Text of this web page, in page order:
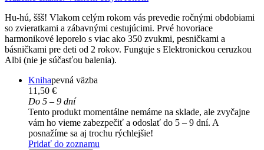
Hu-hú, ššš! Vlakom celým rokom vás prevedie ročnými obdobiami
so zvieratkami a zábavnými cestujúcimi. Prvé hovoriace
harmonikové leporelo s viac ako 350 zvukmi, pesničkami a
básničkami pre deti od 2 rokov. Funguje s Elektronickou ceruzkou
Albi (nie je súčasťou balenia).
Knihapevná väzba
11,50 €
Do 5 – 9 dní
Tento produkt momentálne nemáme na sklade, ale zvyčajne
vám ho vieme zabezpečiť a odoslať do 5 – 9 dní. A
posnažíme sa aj trochu rýchlejšie!
Pridať do zoznamu